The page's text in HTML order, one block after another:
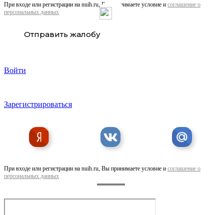
При входе или регистрации на nuih.ru, Вы принимаете условие и соглашение о
персональных данных
Отправить жалобу
Войти
Зарегистрироваться
При входе или регистрации на nuih.ru, Вы принимаете условие и соглашение о
персональных данных